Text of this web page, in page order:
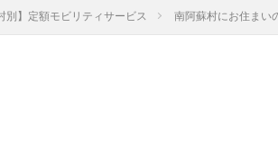
別】定額モビリティサービス 南阿蘇村にお住まい